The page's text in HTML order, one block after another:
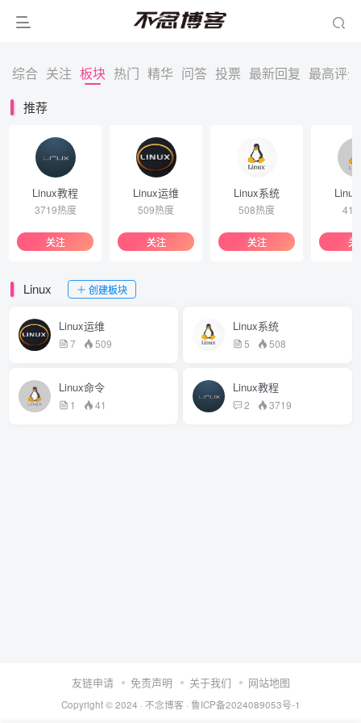
综合 关注 板块 热门 精华 问答 投票 最新回复 最高评分
推荐
Linux教程
3719热度
关注
Linux运维
509热度
关注
Linux系统
508热度
关注
41
关
Linux 创建板块
Linux运维
7 509
Linux系统
5 508
Linux命令
1 41
Linux教程
2 3719
友链申请 免责声明 关于我们 网站地图
Copyright © 2024 · 不念博客 · 鲁ICP备2024089053号-1